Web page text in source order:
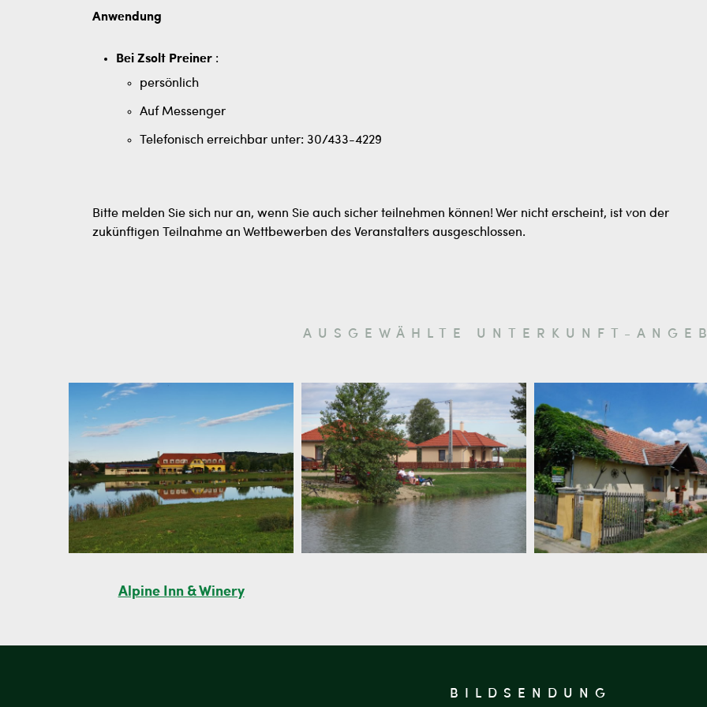
Anwendung
Bei Zsolt Preiner :
persönlich
Auf Messenger
Telefonisch erreichbar unter: 30/433-4229
Bitte melden Sie sich nur an, wenn Sie auch sicher teilnehmen können! Wer nicht erscheint, ist von der
zukünftigen Teilnahme an Wettbewerben des Veranstalters ausgeschlossen.
AUSGEWÄHLTE UNTERKUNFT-
Alpine Inn & Winery
BILDSENDUNG